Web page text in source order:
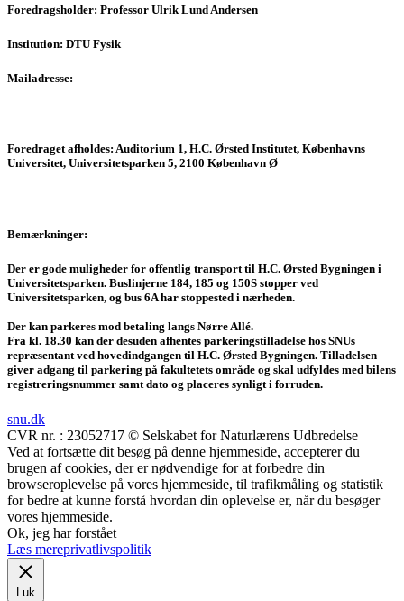
Foredragsholder: Professor Ulrik Lund Andersen
Institution: DTU Fysik
Mailadresse:
Foredraget afholdes: Auditorium 1, H.C. Ørsted Institutet, Københavns
Universitet, Universitetsparken 5, 2100 København Ø
Bemærkninger:
Der er gode muligheder for offentlig transport til H.C. Ørsted Bygningen i
Universitetsparken. Buslinjerne 184, 185 og 150S stopper ved
Universitetsparken, og bus 6A har stoppested i nærheden.
Der kan parkeres mod betaling langs Nørre Allé.
Fra kl. 18.30 kan der desuden afhentes parkeringstilladelse hos SNUs
repræsentant ved hovedindgangen til H.C. Ørsted Bygningen. Tilladelsen
giver adgang til parkering på fakultetets område og skal udfyldes med bilens
registreringsnummer samt dato og placeres synligt i forruden.
snu.dk
CVR nr. : 23052717 © Selskabet for Naturlærens Udbredelse
Ved at fortsætte dit besøg på denne hjemmeside, accepterer du
brugen af cookies, der er nødvendige for at forbedre din
browseroplevelse på vores hjemmeside, til trafikmåling og statistik
for bedre at kunne forstå hvordan din oplevelse er, når du besøger
vores hjemmeside.
Ok, jeg har forstået
Læs mereprivatlivspolitik
Luk